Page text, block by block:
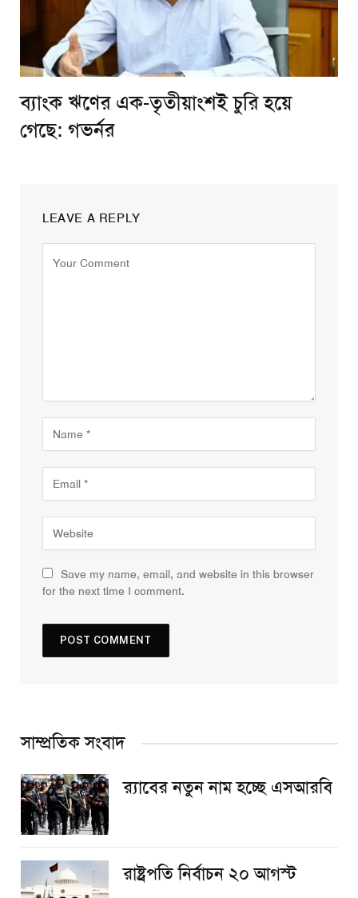
ব্যাংক ঋণের এক-তৃতীয়াংশই চুরি হয়ে
গেছে: গভর্নর
LEAVE A REPLY
Save my name, email, and website in this browser
for the next time I comment.
সাম্প্রতিক সংবাদ
র‌্যাবের নতুন নাম হচ্ছে এসআরবি
রাষ্ট্রপতি নির্বাচন ২০ আগস্ট